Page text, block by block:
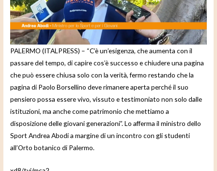
e
o
PALERMO (ITALPRESS) – “C’è un’esigenza, che aumenta con il
passare del tempo, di capire cos’è successo e chiudere una pagina
che può essere chiusa solo con la verità, fermo restando che la
pagina di Paolo Borsellino deve rimanere aperta perché il suo
pensiero possa essere vivo, vissuto e testimoniato non solo dalle
istituzioni, ma anche come patrimonio che mettiamo a
disposizione delle giovani generazioni”. Lo afferma il ministro dello
Sport Andrea Abodi a margine di un incontro con gli studenti
all’Orto botanico di Palermo.